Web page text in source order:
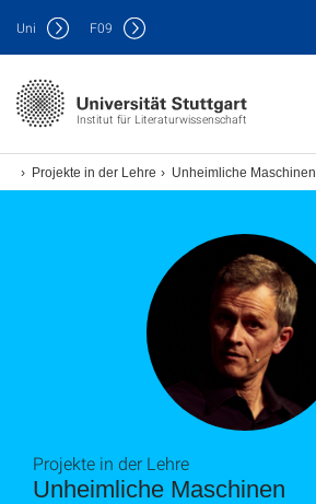
Institut für Literaturwissenschaft
Uni F09
Projekte in der Lehre Unheimliche Maschinen
Unheimliche Maschinen
Projekte in der Lehre